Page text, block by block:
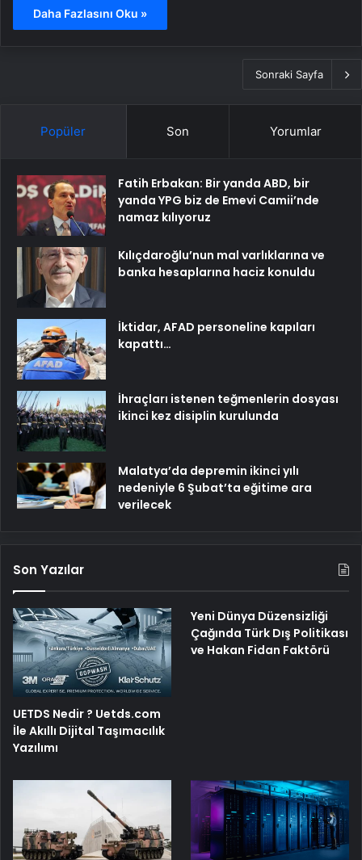
Daha Fazlasını Oku »
Sonraki Sayfa
Popüler Son Yorumlar
Fatih Erbakan: Bir yanda ABD, bir
yanda YPG biz de Emevi Camii’nde
namaz kılıyoruz
Kılıçdaroğlu’nun mal varlıklarına ve
banka hesaplarına haciz konuldu
İktidar, AFAD personeline kapıları
kapattı…
İhraçları istenen teğmenlerin dosyası
ikinci kez disiplin kurulunda
Malatya’da depremin ikinci yılı
nedeniyle 6 Şubat’ta eğitime ara
verilecek
Son Yazılar
UETDS Nedir ? Uetds.com
İle Akıllı Dijital Taşımacılık
Yazılımı
Yeni Dünya Düzensizliği
Çağında Türk Dış Politikası
ve Hakan Fidan Faktörü